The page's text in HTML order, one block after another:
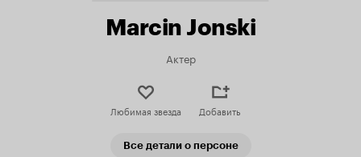
Marcin Jonski
Актер
Любимая звезда Добавить
Все детали о персоне